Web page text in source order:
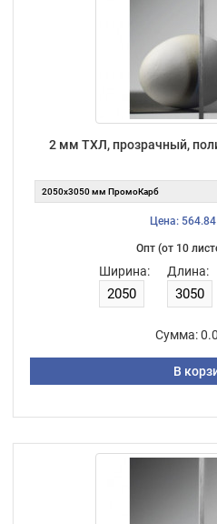
2 мм ТХЛ, прозрачный,
Цена:
Опт (от 10
Ширина: Длина:
Сумма:
В